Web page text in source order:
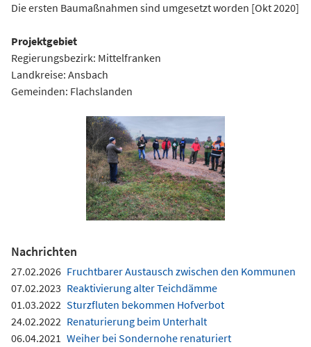
Die ersten Baumaßnahmen sind umgesetzt worden [Okt 2020]
Projektgebiet
Regierungsbezirk: Mittelfranken
Landkreise: Ansbach
Gemeinden: Flachslanden
Nachrichten
27.02.2026 Fruchtbarer Austausch zwischen den Kommunen
07.02.2023 Reaktivierung alter Teichdämme
01.03.2022 Sturzfluten bekommen Hofverbot
24.02.2022 Renaturierung beim Unterhalt
06.04.2021 Weiher bei Sondernohe renaturiert